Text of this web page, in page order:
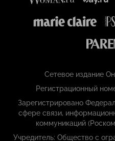
Сетевое издание
Регистрационный
Зарегистрировано
сфере связи,
коммуникаций
Учредитель: Общество с